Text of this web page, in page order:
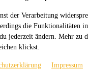
der Verarbeitung
die Funktionalitäten
jederzeit ändern. Mehr zu
klickst.
Impressum